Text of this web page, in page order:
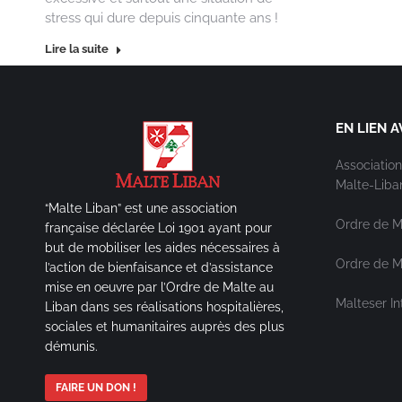
stress qui dure depuis cinquante ans !
Lire la suite
“Malte Liban” est une association
française déclarée Loi 1901 ayant pour
but de mobiliser les aides nécessaires à
l’action de bienfaisance et d’assistance
mise en oeuvre par l’Ordre de Malte au
Liban dans ses réalisations hospitalières,
sociales et humanitaires auprès des plus
démunis.
FAIRE UN DON !
EN LIEN
Malte-
Ordre de
Ordre de
Malteser